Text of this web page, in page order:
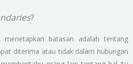
?
menetapkan batasan adalah tentang
diterima atau tidak dalam hubungan